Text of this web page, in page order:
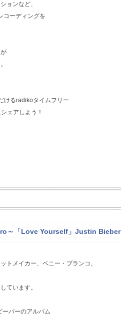
ョンなど、
コーディングを
けるradikoタイムフリー
ェアしよう！
～「Love Yourself」Justin Bieber
トメイカー、ベニー・ブランコ、
ています。
バーのアルバム